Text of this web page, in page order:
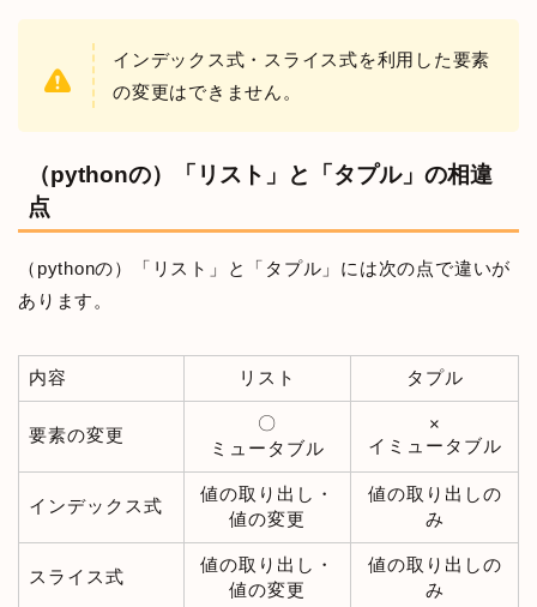
インデックス式・スライス式を利用した要素
の変更はできません。
（pythonの）「リスト」と「タプル」の相違
点
（pythonの）「リスト」と「タプル」には次の点で違いが
あります。
内容 リスト タプル
要素の変更
〇
ミュータブル
×
イミュータブル
インデックス式
値の取り出し・
値の変更
値の取り出しの
み
スライス式
値の取り出し・
値の変更
値の取り出しの
み